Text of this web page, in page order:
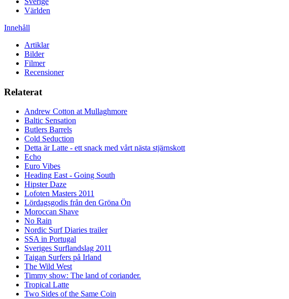
Världen
Innehåll
Artiklar
Bilder
Filmer
Recensioner
Relaterat
Andrew Cotton at Mullaghmore
Baltic Sensation
Butlers Barrels
Cold Seduction
Detta är Latte - ett snack med vårt nästa stjärnskott
Echo
Euro Vibes
Heading East - Going South
Hipster Daze
Lofoten Masters 2011
Lördagsgodis från den Gröna Ön
Moroccan Shave
No Rain
Nordic Surf Diaries trailer
SSA in Portugal
Sveriges Surflandslag 2011
Taigan Surfers på Irland
The Wild West
Timmy show: The land of coriander.
Tropical Latte
Two Sides of the Same Coin